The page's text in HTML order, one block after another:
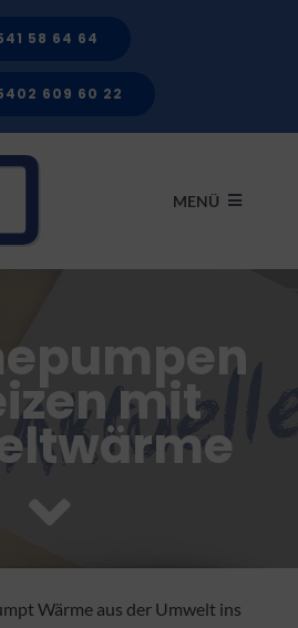
58 64 64
609 60 22
MENÜ
LEISTUNGEN
FACHBETRIEB
mit
Wärme aus der Umwelt ins